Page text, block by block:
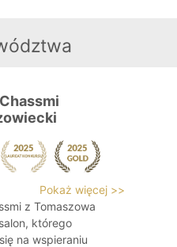
Pokaż więcej >>
z Tomaszowa
którego
na wspieraniu